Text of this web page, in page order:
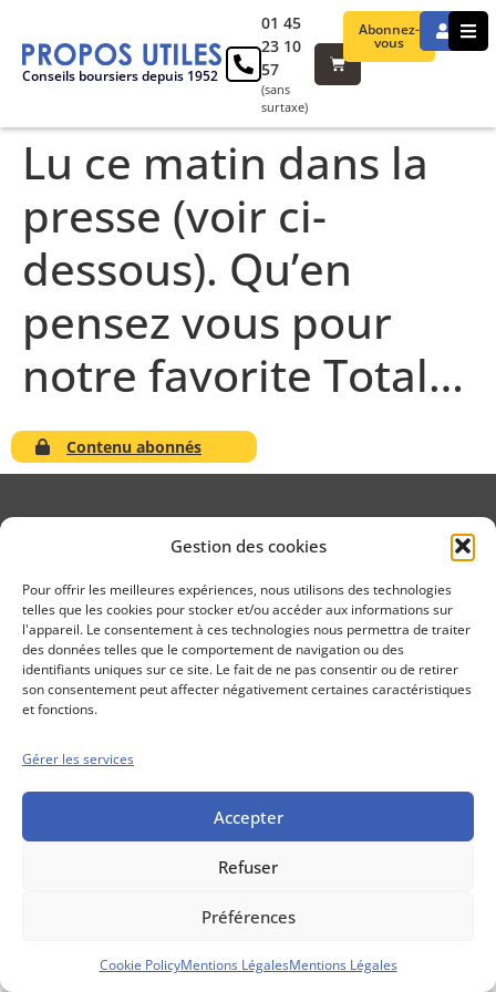
Gestion des cookies
Pour offrir les meilleures expériences, nous utilisons des technologies
telles que les cookies pour stocker et/ou accéder aux informations sur
l'appareil. Le consentement à ces technologies nous permettra de traiter
des données telles que le comportement de navigation ou des
identifiants uniques sur ce site. Le fait de ne pas consentir ou de retirer
son consentement peut affecter négativement certaines caractéristiques
et fonctions.
Gérer les services
Accepter
Refuser
Préférences
Cookie PolicyMentions LégalesMentions Légales
Conseils boursiers depuis 1952
Abonnez-
vous
01 45
23 10
57
(sans
surtaxe)
Lu ce matin dans la
presse (voir ci-
dessous). Qu’en
pensez vous pour
notre favorite Total…
Contenu abonnés
Conseils boursiers depuis 1952
Propos Utiles est
une publication
des Editions
Marigny
Mentions Légales
Politique cookie